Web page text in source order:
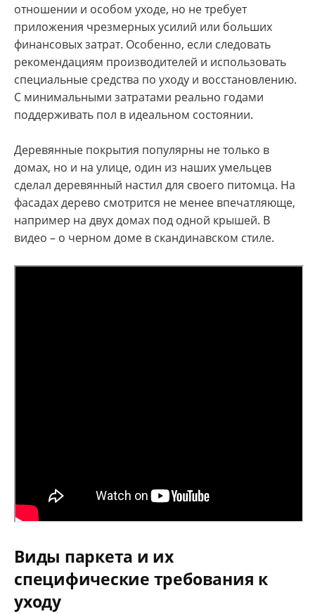
отношении и особом уходе, но не требует
приложения чрезмерных усилий или больших
финансовых затрат. Особенно, если следовать
рекомендациям производителей и использовать
специальные средства по уходу и восстановлению.
С минимальными затратами реально годами
поддерживать пол в идеальном состоянии.
Деревянные покрытия популярны не только в
домах, но и на улице, один из наших умельцев
сделал деревянный настил для своего питомца. На
фасадах дерево смотрится не менее впечатляюще,
например на двух домах под одной крышей. В
видео – о черном доме в скандинавском стиле.
Виды паркета и их
специфические требования к
уходу